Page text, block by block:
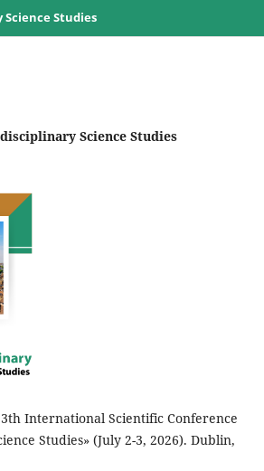
Studies
Science Studies
International Scientific Conference
Studies» (July 2-3, 2026). Dublin,